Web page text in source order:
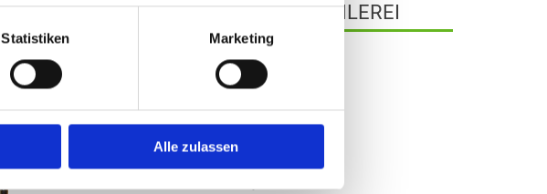
Statistiken Marketing
Alle zulassen
A.STRUCK BAU- UND MÖBELTISCHLEREI
 +49 439 233 60
 info@struck-tischlerei.de